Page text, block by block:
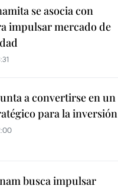
se asocia con
impulsar mercado de
a convertirse en un
para la inversión
busca impulsar